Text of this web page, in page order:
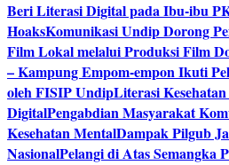
Beri Literasi Digital pada Ibu-ibu
HoaksKomunikasi Undip Dorong
Film Lokal melalui Produksi Film
– Kampung Empom-empon Ikuti
oleh FISIP UndipLiterasi
DigitalPengabdian Masyarakat
Kesehatan MentalDampak Pilgub
NasionalPelangi di Atas Semangka